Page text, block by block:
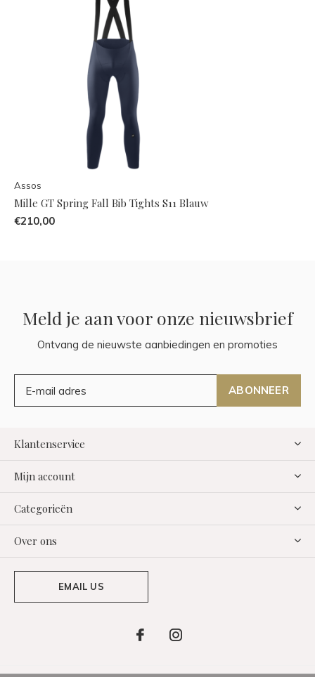
Assos
Mille GT Spring Fall Bib Tights S11 Blauw
€210,00
Meld je aan voor onze nieuwsbrief
Ontvang de nieuwste aanbiedingen en promoties
ABONNEER
Klantenservice
Mijn account
Categorieën
Over ons
EMAIL US